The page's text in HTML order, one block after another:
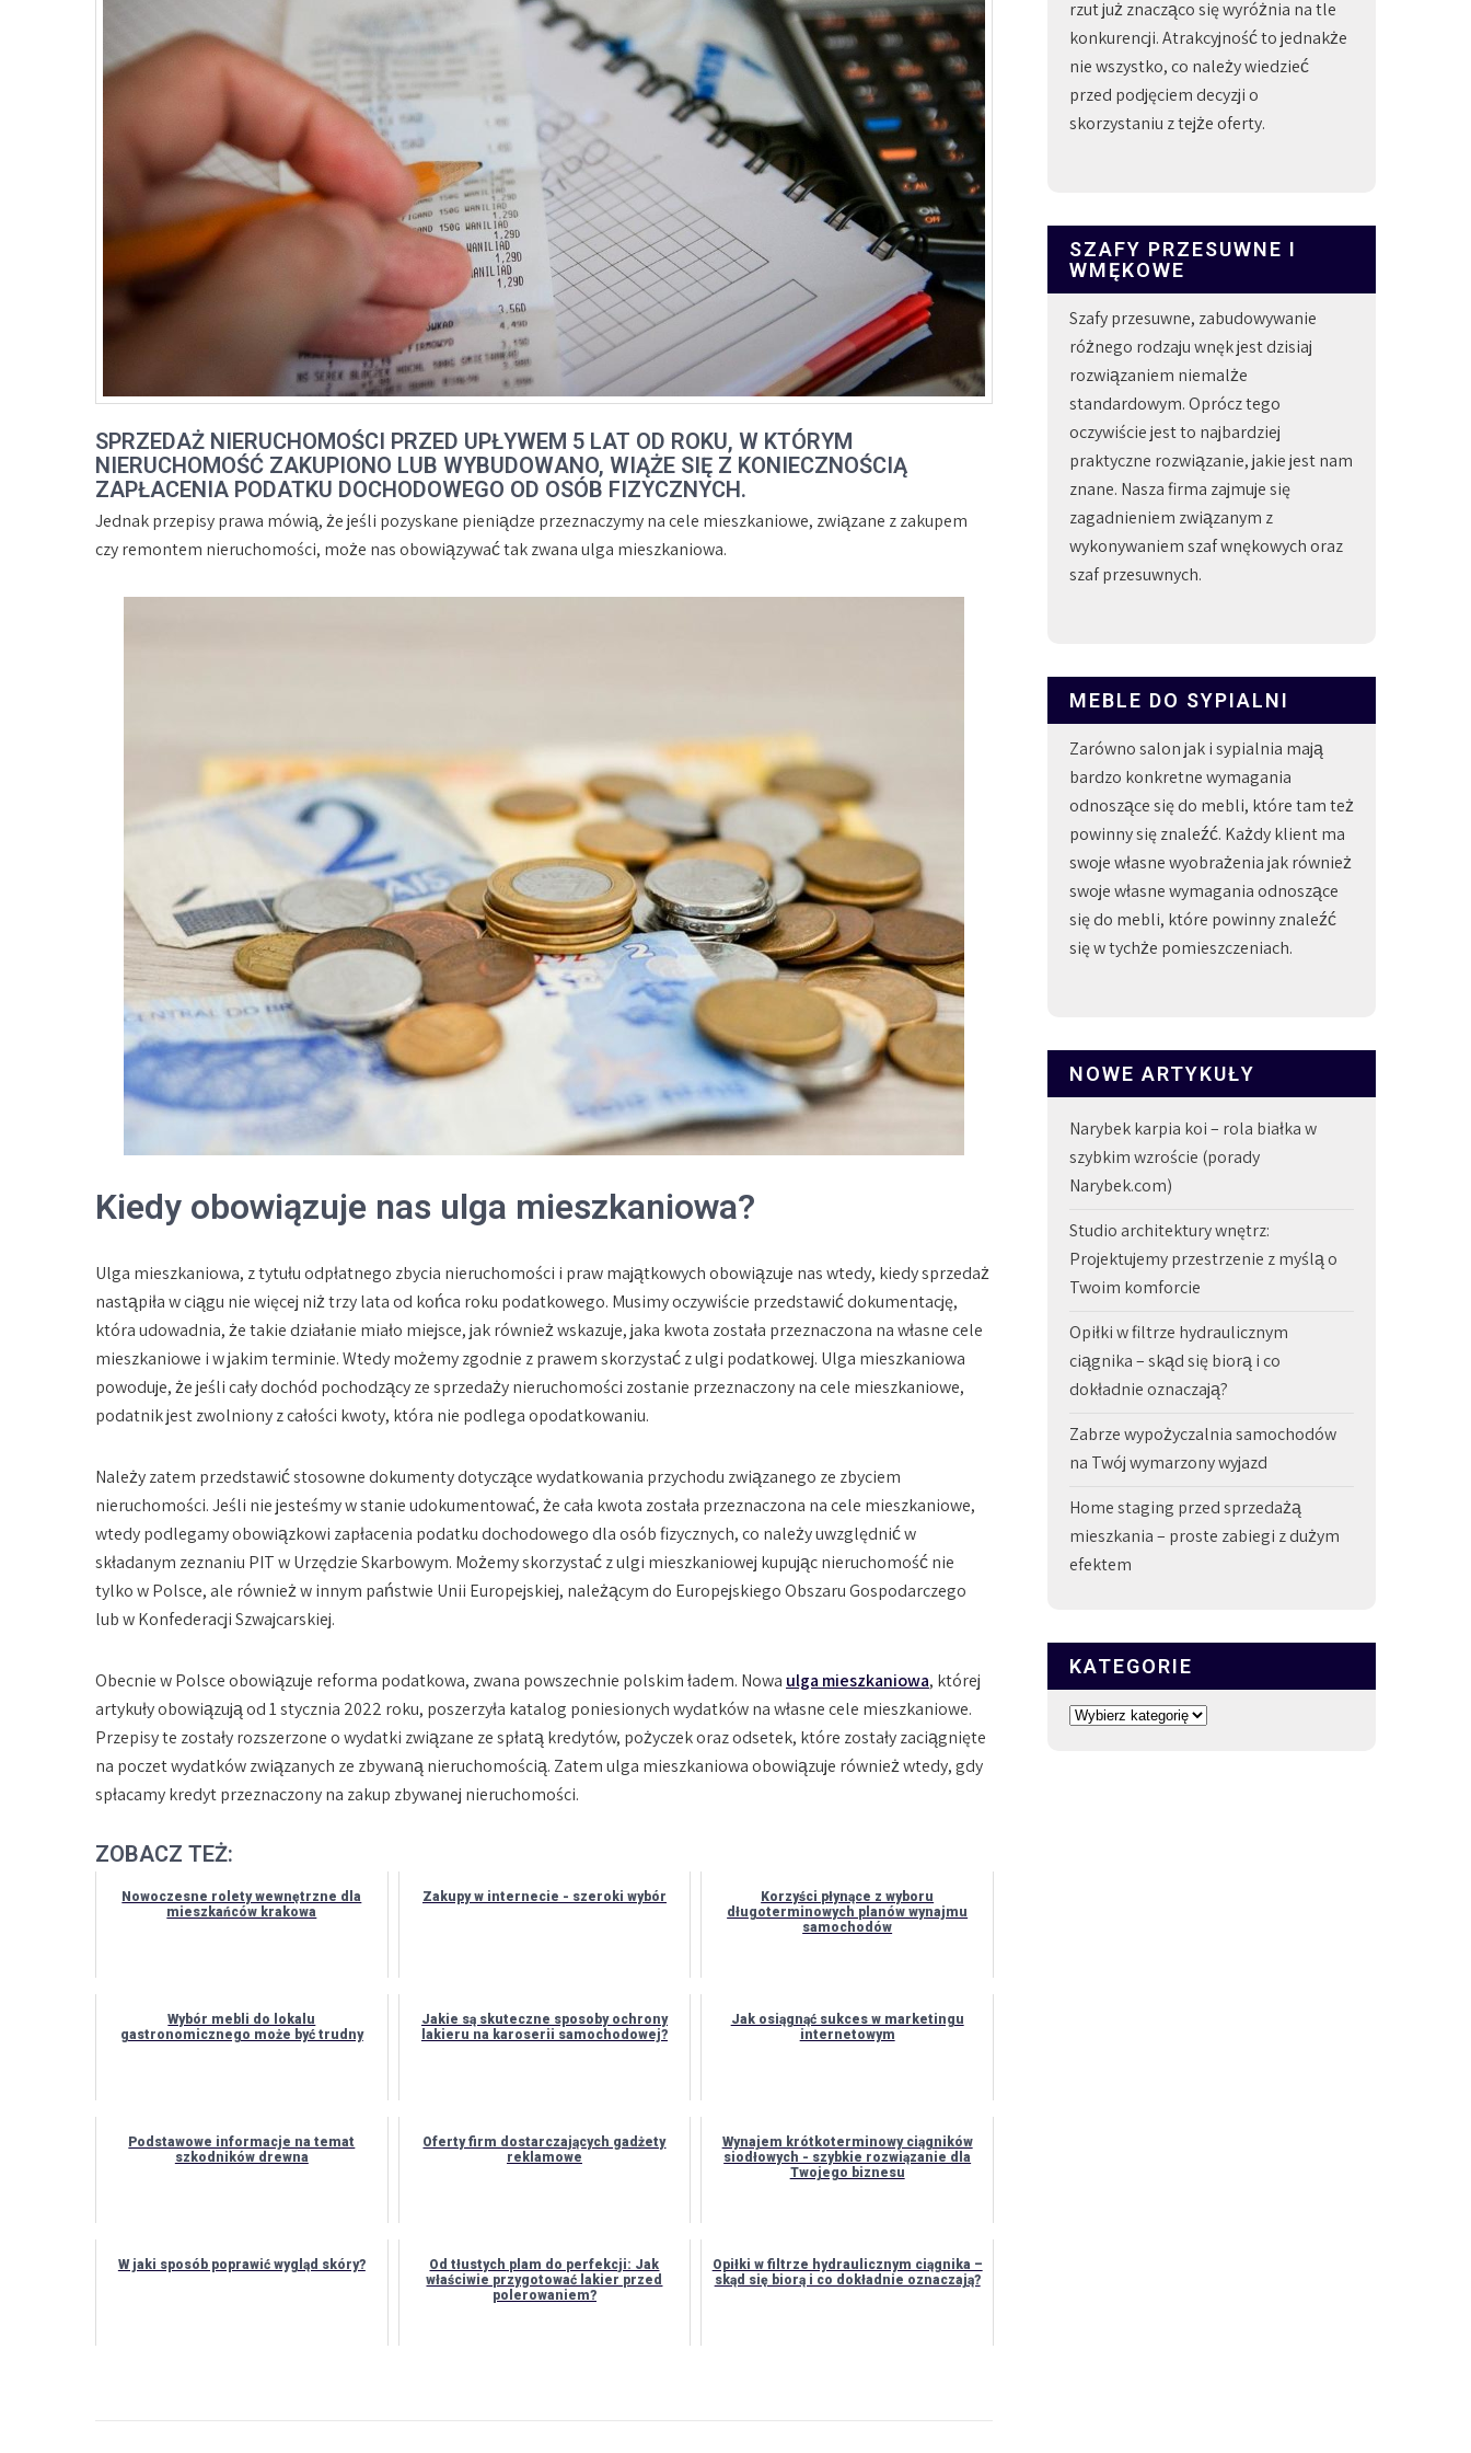
SPRZEDAŻ NIERUCHOMOŚCI PRZED UPŁYWEM 5 LAT OD ROKU, W KTÓRYM
NIERUCHOMOŚĆ ZAKUPIONO LUB WYBUDOWANO, WIĄŻE SIĘ Z KONIECZNOŚCIĄ
ZAPŁACENIA PODATKU DOCHODOWEGO OD OSÓB FIZYCZNYCH.
Jednak przepisy prawa mówią, że jeśli pozyskane pieniądze przeznaczymy na cele mieszkaniowe, związane z zakupem
czy remontem nieruchomości, może nas obowiązywać tak zwana ulga mieszkaniowa.
Kiedy obowiązuje nas ulga mieszkaniowa?
Ulga mieszkaniowa, z tytułu odpłatnego zbycia nieruchomości i praw majątkowych obowiązuje nas wtedy, kiedy sprzedaż
nastąpiła w ciągu nie więcej niż trzy lata od końca roku podatkowego. Musimy oczywiście przedstawić dokumentację,
która udowadnia, że takie działanie miało miejsce, jak również wskazuje, jaka kwota została przeznaczona na własne cele
mieszkaniowe i w jakim terminie. Wtedy możemy zgodnie z prawem skorzystać z ulgi podatkowej. Ulga mieszkaniowa
powoduje, że jeśli cały dochód pochodzący ze sprzedaży nieruchomości zostanie przeznaczony na cele mieszkaniowe,
podatnik jest zwolniony z całości kwoty, która nie podlega opodatkowaniu.
Należy zatem przedstawić stosowne dokumenty dotyczące wydatkowania przychodu związanego ze zbyciem
nieruchomości. Jeśli nie jesteśmy w stanie udokumentować, że cała kwota została przeznaczona na cele mieszkaniowe,
wtedy podlegamy obowiązkowi zapłacenia podatku dochodowego dla osób fizycznych, co należy uwzględnić w
składanym zeznaniu PIT w Urzędzie Skarbowym. Możemy skorzystać z ulgi mieszkaniowej kupując nieruchomość nie
tylko w Polsce, ale również w innym państwie Unii Europejskiej, należącym do Europejskiego Obszaru Gospodarczego
lub w Konfederacji Szwajcarskiej.
Obecnie w Polsce obowiązuje reforma podatkowa, zwana powszechnie polskim ładem. Nowa ulga mieszkaniowa, której
artykuły obowiązują od 1 stycznia 2022 roku, poszerzyła katalog poniesionych wydatków na własne cele mieszkaniowe.
Przepisy te zostały rozszerzone o wydatki związane ze spłatą kredytów, pożyczek oraz odsetek, które zostały zaciągnięte
na poczet wydatków związanych ze zbywaną nieruchomością. Zatem ulga mieszkaniowa obowiązuje również wtedy, gdy
spłacamy kredyt przeznaczony na zakup zbywanej nieruchomości.
ZOBACZ TEŻ:
Nowoczesne rolety wewnętrzne dla
mieszkańców krakowa
Zakupy w internecie - szeroki wybór
Korzyści płynące z wyboru
długoterminowych planów wynajmu
samochodów
Wybór mebli do lokalu
gastronomicznego może być trudny
Jakie są skuteczne sposoby ochrony
lakieru na karoserii samochodowej?
Jak osiągnąć sukces w marketingu
internetowym
Podstawowe informacje na temat
szkodników drewna
Oferty firm dostarczających gadżety
reklamowe
Wynajem krótkoterminowy ciągników
siodłowych - szybkie rozwiązanie dla
Twojego biznesu
W jaki sposób poprawić wygląd skóry?
Od tłustych plam do perfekcji: Jak
właściwie przygotować lakier przed
polerowaniem?
Opiłki w filtrze hydraulicznym ciągnika –
skąd się biorą i co dokładnie oznaczają?
rzut już znacząco się wyróżnia na tle
konkurencji. Atrakcyjność to jednakże
nie wszystko, co należy wiedzieć
przed podjęciem decyzji o
skorzystaniu z tejże oferty.
SZAFY PRZESUWNE I
WMĘKOWE
Szafy przesuwne, zabudowywanie
różnego rodzaju wnęk jest dzisiaj
rozwiązaniem niemalże
standardowym. Oprócz tego
oczywiście jest to najbardziej
praktyczne rozwiązanie, jakie jest nam
znane. Nasza firma zajmuje się
zagadnieniem związanym z
wykonywaniem szaf wnękowych oraz
szaf przesuwnych.
MEBLE DO SYPIALNI
Zarówno salon jak i sypialnia mają
bardzo konkretne wymagania
odnoszące się do mebli, które tam też
powinny się znaleźć. Każdy klient ma
swoje własne wyobrażenia jak również
swoje własne wymagania odnoszące
się do mebli, które powinny znaleźć
się w tychże pomieszczeniach.
NOWE ARTYKUŁY
Narybek karpia koi – rola białka w
szybkim wzroście (porady
Narybek.com)
Studio architektury wnętrz:
Projektujemy przestrzenie z myślą o
Twoim komforcie
Opiłki w filtrze hydraulicznym
ciągnika – skąd się biorą i co
dokładnie oznaczają?
Zabrze wypożyczalnia samochodów
na Twój wymarzony wyjazd
Home staging przed sprzedażą
mieszkania – proste zabiegi z dużym
efektem
KATEGORIE
Kategorie